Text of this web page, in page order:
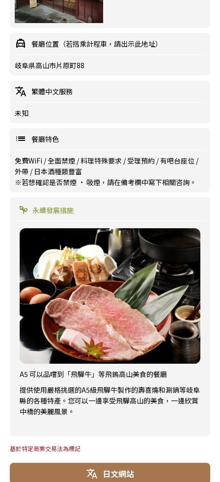
餐廳位置（若搭乘計程車，請出示此地址）
岐阜県高山市片原町88
繁體中文服務
未知
餐廳特色
免費WiFi /全面禁煙 /料理特殊要求 /受理預約 /有吧台座位 /
外帶 / 日本酒種類豐富
※若想確認是否禁煙 · 吸煙，請在備考欄中寫下相關咨詢。
永續發展措施
A5 可以品嚐到「飛驒牛」等飛鎢高山美食的餐廳
提供使用嚴格挑選的A5級飛驒牛製作的壽喜燒和涮鍋等岐阜
縣的各種特產。您可以一邊享受飛驒高山的美食，一邊欣賞
中橋的美麗風景。
基於特定商業交易法為標記
日文網站